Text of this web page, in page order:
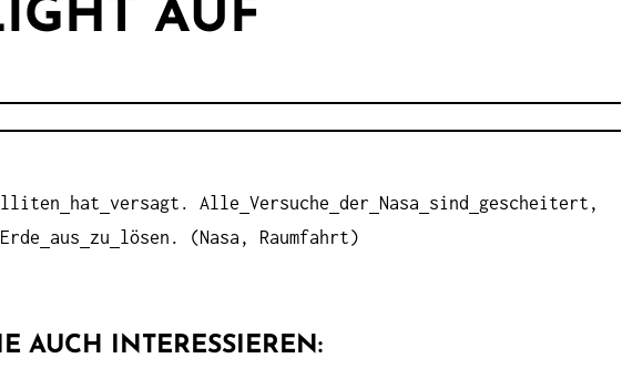
AUF
hat versagt. Alle Versuche der Nasa sind
gescheitert,
Erde aus zu
lösen. (Nasa, Raumfahrt)
AUCH INTERESSIEREN: